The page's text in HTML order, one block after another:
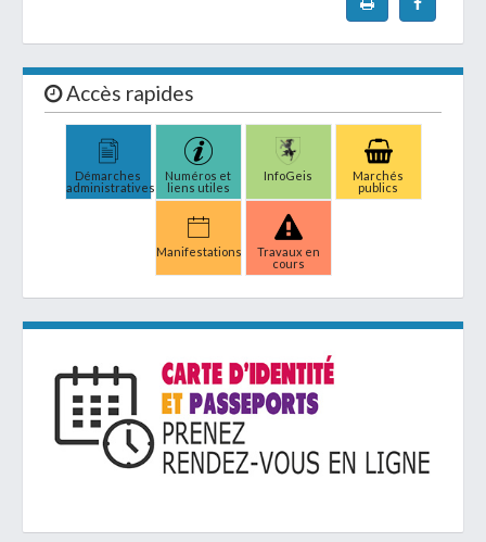
Accès rapides
Démarches
administratives
Numéros et
liens utiles
InfoGeis
Marchés
publics
Manifestations
Travaux en
cours